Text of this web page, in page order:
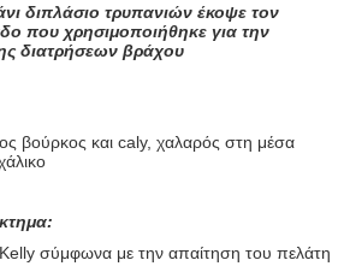
διπλάσιο τρυπανιών έκοψε τον
που χρησιμοποιήθηκε για την
διατρήσεων βράχου
βούρκος και caly, χαλαρός στη μέσα
σύμφωνα με την απαίτηση του πελάτη